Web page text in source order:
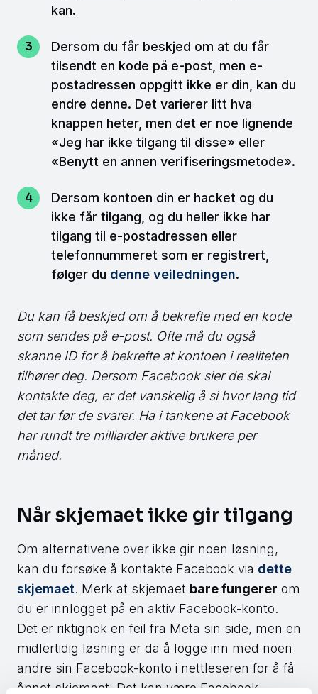
kan.
Dersom du får beskjed om at du får
tilsendt en kode på e-post, men e-
postadressen oppgitt ikke er din, kan du
endre denne. Det varierer litt hva
knappen heter, men det er noe lignende
«Jeg har ikke tilgang til disse» eller
«Benytt en annen verifiseringsmetode».
Dersom kontoen din er hacket og du
ikke får tilgang, og du heller ikke har
tilgang til e-postadressen eller
telefonnummeret som er registrert,
følger du denne veiledningen.
Du kan få beskjed om å bekrefte med en kode
som sendes på e-post. Ofte må du også
skanne ID for å bekrefte at kontoen i realiteten
tilhører deg. Dersom Facebook sier de skal
kontakte deg, er det vanskelig å si hvor lang tid
det tar før de svarer. Ha i tankene at Facebook
har rundt tre milliarder aktive brukere per
måned.
Når skjemaet ikke gir tilgang
Om alternativene over ikke gir noen løsning,
kan du forsøke å kontakte Facebook via dette
skjemaet. Merk at skjemaet bare fungerer om
du er innlogget på en aktiv Facebook-konto.
Det er riktignok en feil fra Meta sin side, men en
midlertidig løsning er da å logge inn med noen
andre sin Facebook-konto i nettleseren for å få
åpnet skjemaet. Det kan være Facebook-